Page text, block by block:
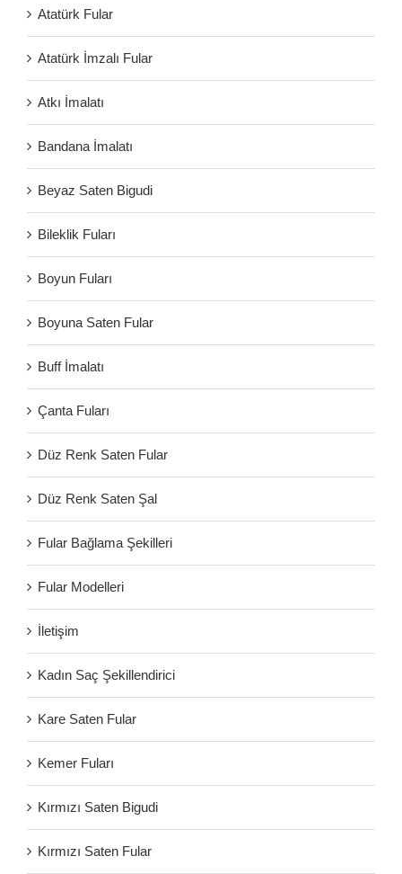
Atatürk Fular
Atatürk İmzalı Fular
Atkı İmalatı
Bandana İmalatı
Beyaz Saten Bigudi
Bileklik Fuları
Boyun Fuları
Boyuna Saten Fular
Buff İmalatı
Çanta Fuları
Düz Renk Saten Fular
Düz Renk Saten Şal
Fular Bağlama Şekilleri
Fular Modelleri
İletişim
Kadın Saç Şekillendirici
Kare Saten Fular
Kemer Fuları
Kırmızı Saten Bigudi
Kırmızı Saten Fular